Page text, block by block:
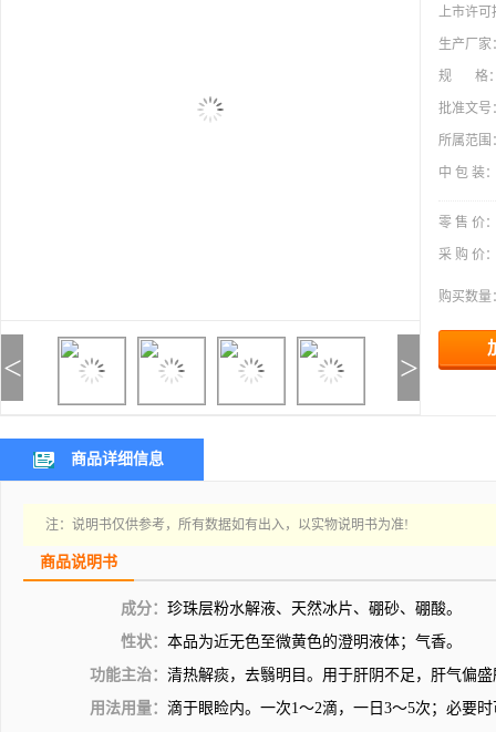
< >
上市许可
生产厂家
规 格
批准文号
所属范围
中 包 装
零 售 价
采 购 价
购买数量
商品详细信息
注：说明书仅供参考，所有数据如有出入，以实物说明书为准!
商品说明书
成分： 珍珠层粉水解液、天然冰片、硼砂、硼酸。
性状： 本品为近无色至微黄色的澄明液体；气香。
功能主治： 清热解痰，去翳明目。用于肝阴不足，肝气偏
用法用量： 滴于眼睑内。一次1～2滴，一日3～5次；必要